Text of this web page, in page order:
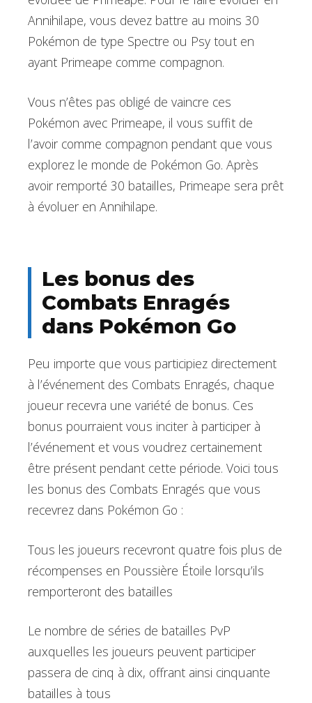
Annihilape, vous devez battre au moins 30
Pokémon de type Spectre ou Psy tout en
ayant Primeape comme compagnon.
Vous n’êtes pas obligé de vaincre ces
Pokémon avec Primeape, il vous suffit de
l’avoir comme compagnon pendant que vous
explorez le monde de Pokémon Go. Après
avoir remporté 30 batailles, Primeape sera prêt
à évoluer en Annihilape.
Les bonus des
Combats Enragés
dans Pokémon Go
Peu importe que vous participiez directement
à l’événement des Combats Enragés, chaque
joueur recevra une variété de bonus. Ces
bonus pourraient vous inciter à participer à
l’événement et vous voudrez certainement
être présent pendant cette période. Voici tous
les bonus des Combats Enragés que vous
recevrez dans Pokémon Go :
Tous les joueurs recevront quatre fois plus de
récompenses en Poussière Étoile lorsqu’ils
remporteront des batailles
Le nombre de séries de batailles PvP
auxquelles les joueurs peuvent participer
passera de cinq à dix, offrant ainsi cinquante
batailles à tous